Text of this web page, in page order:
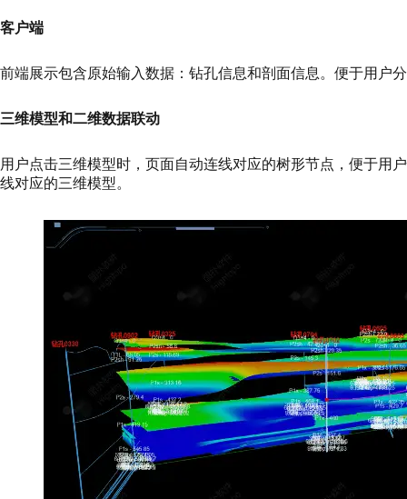
客户端
前端展示包含原始输入数据：钻孔信息和剖面信息。便于用户
三维模型和二维数据联动
用户点击三维模型时，页面自动连线对应的树形节点，便于用
线对应的三维模型。